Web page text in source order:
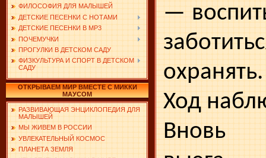
ФИЛОСОФИЯ ДЛЯ МАЛЫШЕЙ
ДЕТСКИЕ ПЕСЕНКИ С НОТАМИ
ДЕТСКИЕ ПЕСЕНКИ В MP3
ПОЧЕМУЧКИ
ПРОГУЛКИ В ДЕТСКОМ САДУ
ФИЗКУЛЬТУРА И СПОРТ В ДЕТСКОМ
САДУ
ОТКРЫВАЕМ МИР ВМЕСТЕ С МИККИ
МАУСОМ
РАЗВИВАЮЩАЯ ЭНЦИКЛОПЕДИЯ ДЛЯ
МАЛЫШЕЙ
МЫ ЖИВЕМ В РОССИИ
УВЛЕКАТЕЛЬНЫЙ КОСМОС
ПЛАНЕТА ЗЕМЛЯ
—
охранять.
Ход
Вновь